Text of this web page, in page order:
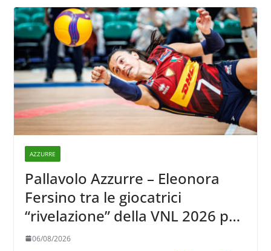
AZZURRE
Pallavolo Azzurre – Eleonora
Fersino tra le giocatrici
“rivelazione” della VNL 2026 per
Volleyball World
06/08/2026